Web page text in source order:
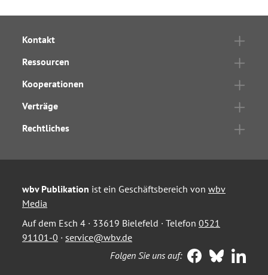
Kontakt
Ressourcen
Kooperationen
Verträge
Rechtliches
wbv Publikation ist ein Geschäftsbereich von wbv
Media
Auf dem Esch 4 · 33619 Bielefeld · Telefon 0521
91101-0 · service@wbv.de
Folgen Sie uns auf: